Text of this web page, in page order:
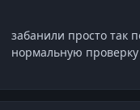
забанили просто так
нормальную